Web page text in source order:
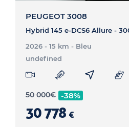
PEUGEOT 3008
2026 - 15 km - Bleu
undefined
50 000€ -38%
30 778 €